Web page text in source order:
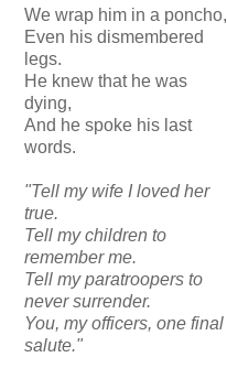
We wrap him in a poncho,
Even his dismembered
legs.
He knew that he was
dying,
And he spoke his last
words.
"Tell my wife I loved her
true.
Tell my children to
remember me.
Tell my paratroopers to
never surrender.
You, my officers, one final
salute."